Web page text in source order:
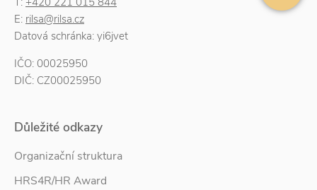
E: rilsa@rilsa.cz
Datová schránka: yi6jvet
IČO: 00025950
DIČ: CZ00025950
Důležité odkazy
Organizační struktura
HRS4R/HR Award